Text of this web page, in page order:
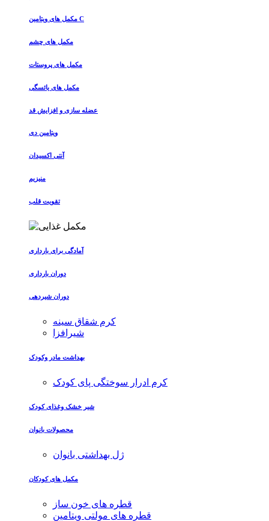
مکمل های ویتامین C
مکمل های چشم
مکمل های پروستات
مکمل های یائسگی
عضله سازی و افزایش قد
ویتامین دی
آنتی اکسیدان
منیزیم
تقویت قلب
آمادگی برای بارداری
دوران بارداری
دوران شیردهی
کرم شقاق سینه
شیرافزا
بهداشت مادر وکودک
کرم ادرار سوختگی پای کودک
شیر خشک وغذای کودک
محصولات بانوان
ژل بهداشتی بانوان
مکمل های کودکان
قطره های خون ساز
قطره های مولتی ویتامین